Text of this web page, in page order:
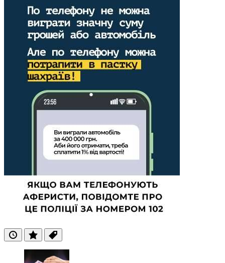
ОстанніПопулярні
Теги